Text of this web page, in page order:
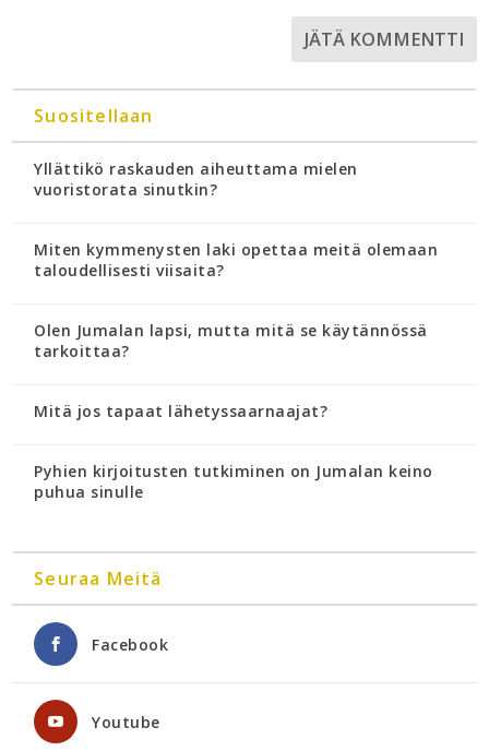
Suositellaan
Yllättikö raskauden aiheuttama mielen
vuoristorata sinutkin?
Miten kymmenysten laki opettaa meitä olemaan
taloudellisesti viisaita?
Olen Jumalan lapsi, mutta mitä se käytännössä
tarkoittaa?
Mitä jos tapaat lähetyssaarnaajat?
Pyhien kirjoitusten tutkiminen on Jumalan keino
puhua sinulle
Seuraa Meitä
Facebook
Youtube